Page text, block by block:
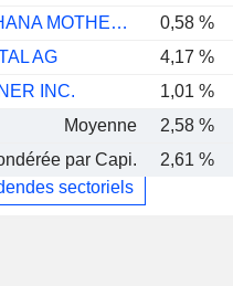
SAMVARDHANA MOTHERSON INTERNATIONAL LIMITED
0,58 %
AG
4,17 %
INC.
1,01 %
Moyenne
2,58 %
par Capi.
2,61 %
sectoriels